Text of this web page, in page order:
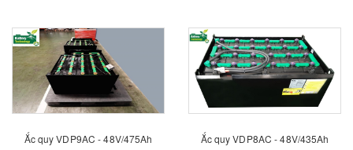
Ắc quy VDP9AC - 48V/475Ah Ắc quy VDP8AC - 48V/435Ah